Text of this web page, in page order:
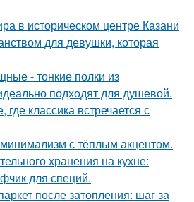
в историческом центре Казани
для девушки, которая
- тонкие полки из
подходят для душевой.
классика встречается с
с тёплым акцентом.
хранения на кухне:
для специй.
после затопления: шаг за